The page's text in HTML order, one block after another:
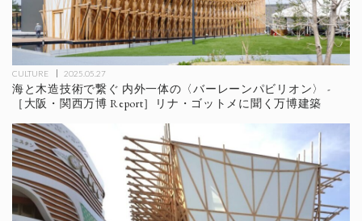
CULTURE 2025.05.27
海と木造技術で繋ぐ 内外一体の〈バーレーンパビリオン〉 -
［大阪・関西万博 Report］リナ・ゴットメに聞く万博建築